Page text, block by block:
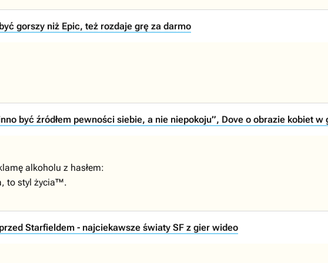
gorszy niż Epic, też rozdaje grę za darmo
być źródłem pewności siebie, a nie niepokoju”, Dove o obrazie kobiet w
alkoholu z hasłem:
to styl życia™.
Starfieldem - najciekawsze światy SF z gier wideo